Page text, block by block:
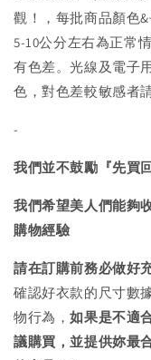
觀！，每批商品顏色
5-10公分左右為正常
有色差。光線及電子
色，對色差較敏感者
-
我們並不鼓勵『先買
我們希望美人們能夠
購物經驗
請在訂購前務必做好
確認好衣款的尺寸數
物行為，如果是不適
議購買，並提供妳最